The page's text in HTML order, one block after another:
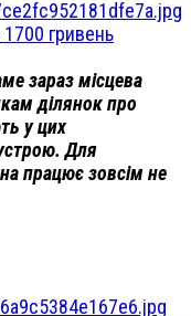
гривень
зараз місцева
ділянок про
у цих
Для
працює зовсім не